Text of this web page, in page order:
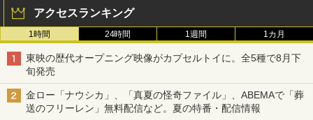
アクセスランキング
1時間 24時間 1週間 1カ月
東映の歴代オープニング映像がカプセルトイに。全5種で8月下
旬発売
金ロー「ナウシカ」、「真夏の怪奇ファイル」、ABEMAで「葬
送のフリーレン」無料配信など。夏の特番・配信情報